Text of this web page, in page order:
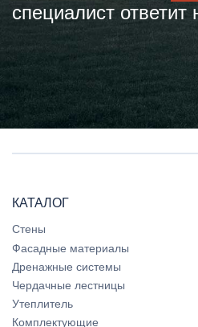
специалист
КАТАЛОГ
Стены
Фасадные материалы
Дренажные системы
Чердачные лестницы
Утеплитель
Комплектующие